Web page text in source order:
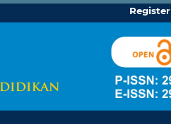
Register